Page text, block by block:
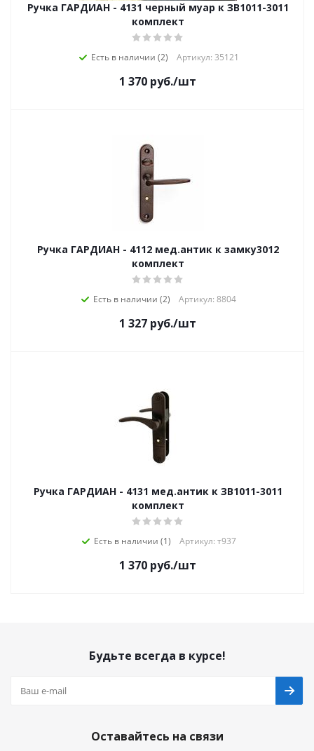
Ручка ГАРДИАН - 4131 черный муар к ЗВ1011-3011
комплект
Есть в наличии (2) Артикул: 35121
1 370 руб./шт
Ручка ГАРДИАН - 4112 мед.антик к замку3012
комплект
Есть в наличии (2) Артикул: 8804
1 327 руб./шт
Ручка ГАРДИАН - 4131 мед.антик к ЗВ1011-3011
комплект
Есть в наличии (1) Артикул: т937
1 370 руб./шт
Будьте всегда в курсе!
Оставайтесь на связи